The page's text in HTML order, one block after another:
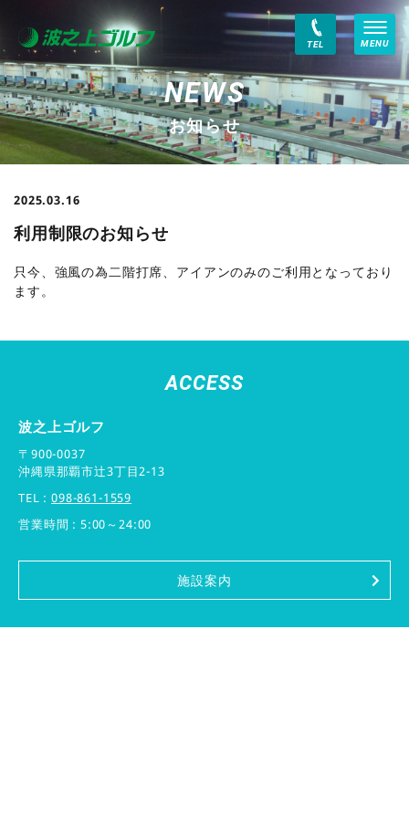
TEL MENU
お知らせ
2025.03.16
利用制限のお知らせ
只今、強風の為二階打席、アイアンのみのご利用となっており
ます。
ACCESS
波之上ゴルフ
〒900-0037
沖縄県那覇市辻3丁目2-13
TEL :098-861-1559
営業時間 : 5:00～24:00
施設案内